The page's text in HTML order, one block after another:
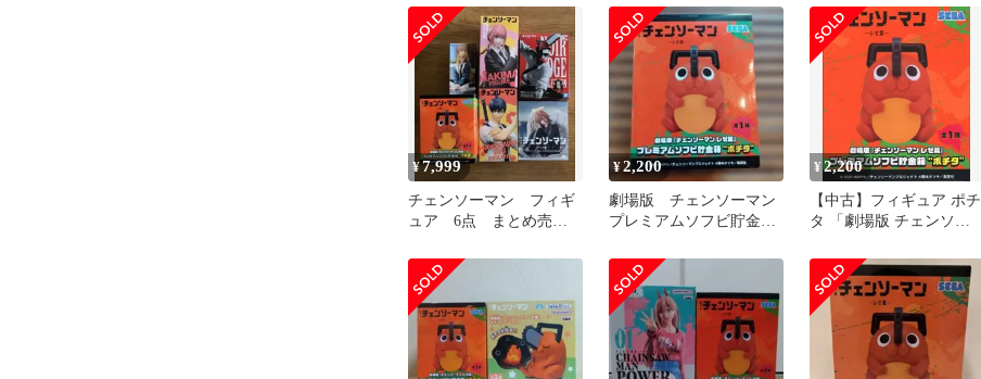
¥7,999
チェンソーマン フィギ
ュア 6点 まとめ売
キマ アキ 天使
¥2,200
劇場版 チェンソーマン
プレミアムソフビ貯金
1245
¥2,200
【中古】フィギュア ポチ
タ 「劇場版 チェンソー
ムソフビ貯金箱“ポチタ”